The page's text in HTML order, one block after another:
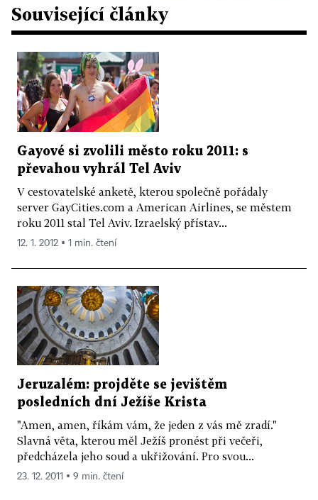
Související články
Gayové si zvolili město roku 2011: s
převahou vyhrál Tel Aviv
V cestovatelské anketě, kterou společně pořádaly
server GayCities.com a American Airlines, se městem
roku 2011 stal Tel Aviv. Izraelský přístav...
12. 1. 2012 ▪ 1 min. čtení
Jeruzalém: projděte se jevištěm
posledních dní Ježíše Krista
"Amen, amen, říkám vám, že jeden z vás mě zradí."
Slavná věta, kterou měl Ježíš pronést při večeři,
předcházela jeho soud a ukřižování. Pro svou...
23. 12. 2011 ▪ 9 min. čtení